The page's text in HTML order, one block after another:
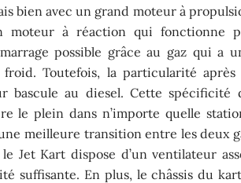
bien avec un grand moteur à
moteur à réaction qui fonctionne
possible grâce au gaz qui a
froid. Toutefois, la particularité après
bascule au diesel. Cette spécificité
le plein dans n’importe quelle
meilleure transition entre les deux
Jet Kart dispose d’un ventilateur
suffisante. En plus, le châssis du